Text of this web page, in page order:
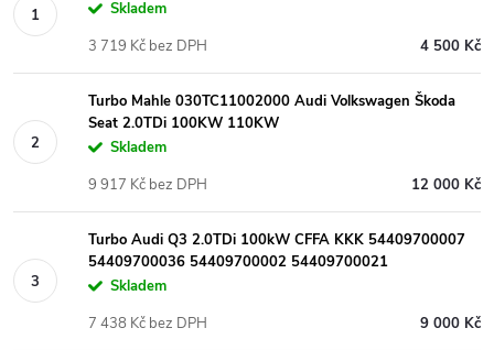
Skladem
4 500 Kč
3 719 Kč bez DPH
Turbo Mahle 030TC11002000 Audi Volkswagen Škoda
Seat 2.0TDi 100KW 110KW
Skladem
12 000 Kč
9 917 Kč bez DPH
Turbo Audi Q3 2.0TDi 100kW CFFA KKK 54409700007
54409700036 54409700002 54409700021
Skladem
9 000 Kč
7 438 Kč bez DPH